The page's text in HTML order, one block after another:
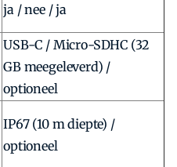
ja / nee / ja
USB-C / Micro-SDHC (32
GB meegeleverd) /
optioneel
IP67 (10 m diepte) /
optioneel